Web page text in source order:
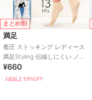
まとめ割
満足
着圧 ストッキング レディース
満足Styling 伝線しにくい ノン
ラン設計 無地
¥660
3点以上で8%OFF